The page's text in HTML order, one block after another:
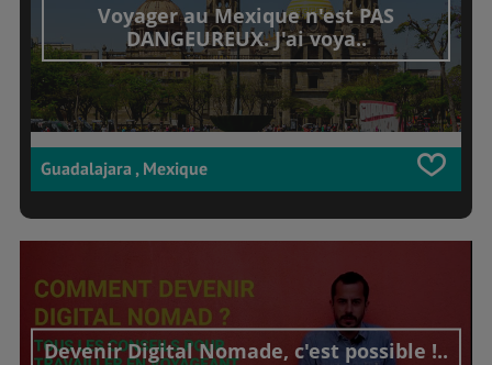
Voyager au Mexique n'est PAS
DANGEUREUX. J'ai voya..
Guadalajara , Mexique
Devenir Digital Nomade, c'est possible !..